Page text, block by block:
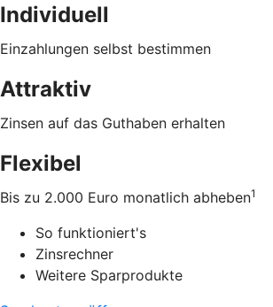
Individuell
Einzahlungen selbst bestimmen
Attraktiv
Zinsen auf das Guthaben erhalten
Flexibel
Bis zu 2.000 Euro monatlich abheben1
So funktioniert's
Zinsrechner
Weitere Sparprodukte